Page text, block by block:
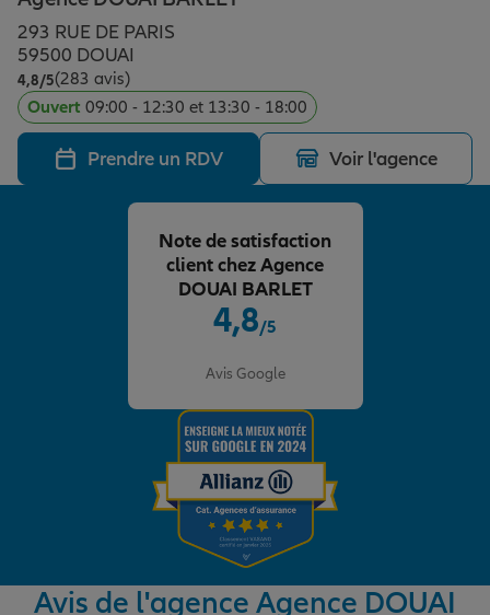
Assurance emprunteur
Prévoyance et dépendance
Assurance animal de compagnie
Protection de la famille
Protection juridique
Épargne & retraite
Plan épargne retraite
Assurance vie
Placements financiers
Investissements immobiliers
Transmission
Vos projets
Partir en vacances
Départ à la retraite
Préparer l’avenir
Conseil assurance
Assurance habitation
Le Pack Famille
Garantie des accidents de la vie
Allianz en France
293 RUE DE PARIS
59500 DOUAI
4,8/5Note de 4.8 sur 5
(283 avis)
Ouvert 09:00 - 12:30 et 13:30 - 18:00
Prendre un RDV Voir l'agence
4,8/5
Avis Google
Note de satisfaction
client chez Agence
DOUAI BARLET
Avis de l'agence Agence DOUAI